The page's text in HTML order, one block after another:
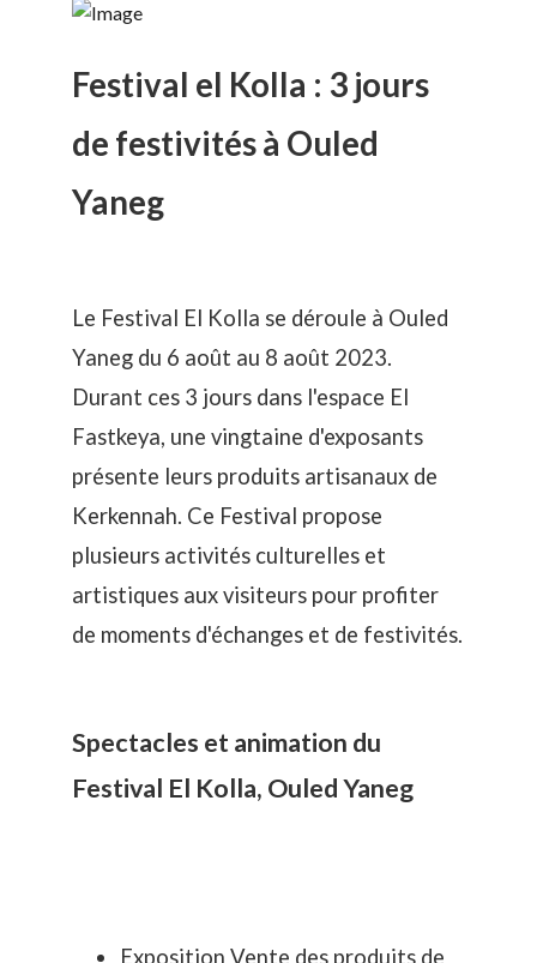
Festival el Kolla : 3 jours
de festivités à Ouled
Yaneg
Le Festival El Kolla se déroule à Ouled
Yaneg du 6 août au 8 août 2023.
Durant ces 3 jours dans l'espace El
Fastkeya, une vingtaine d'exposants
présente leurs produits artisanaux de
Kerkennah. Ce Festival propose
plusieurs activités culturelles et
artistiques aux visiteurs pour profiter
de moments d'échanges et de festivités.
Spectacles et animation du
Festival El Kolla, Ouled Yaneg
Exposition Vente des produits de